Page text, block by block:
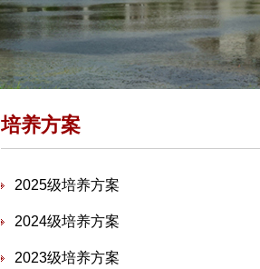
培养方案
2025级培养方案
2024级培养方案
2023级培养方案